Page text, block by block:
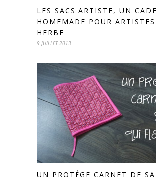
LES SACS ARTISTE, UN
HOMEMADE POUR ARTISTES
HERBE
9 JUILLET 2013
UN PROTÈGE CARNET DE